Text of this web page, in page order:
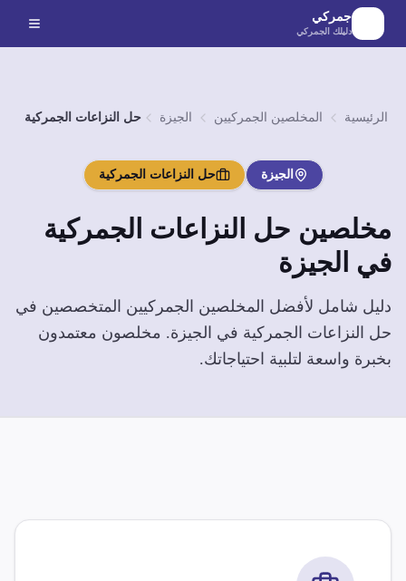
الانتقال إلى المحتوى الرئيسي
جمركي
دليلك الجمركي
الرئيسية المخلصين الجمركيين الجيزة حل النزاعات الجمركية
الجيزة حل النزاعات الجمركية
مخلصين حل النزاعات الجمركية
في الجيزة
دليل شامل لأفضل المخلصين الجمركيين المتخصصين في
حل النزاعات الجمركية في الجيزة. مخلصون معتمدون
بخبرة واسعة لتلبية احتياجاتك.